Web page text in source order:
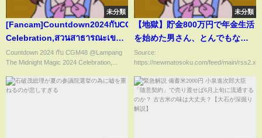
未分類
[Fancam]Countdown2024กับ
Celebration,สวนสาธารณะเข
ลางนคร,ลำปาง231231
Countdown 2024 กับ CGM48 @Lampang
The Midnight Magic 2024 Celebration,...
未分類
【地獄】貯金800万円で年金生活
を始めた男さん、とんでもない
行動に出てしまうｗｗｗｗｗｗ
Source:
https://newmatosoku.com/feed/main/